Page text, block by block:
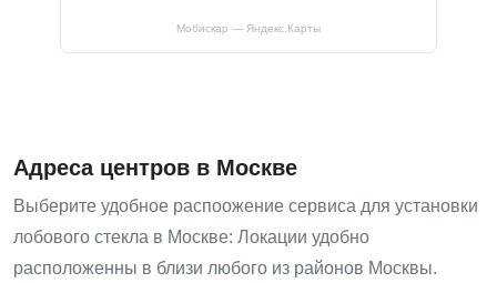
Мобискар — Яндекс.Карты
Адреса центров в Москве
Выберите удобное распоожение сервиса для установки
лобового стекла в Москве: Локации удобно
расположенны в близи любого из районов Москвы.